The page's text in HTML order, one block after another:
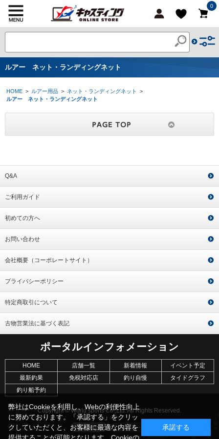
0
ルアー ネット・ランディングネット
HOME > ルアー用品 > ネット・ランディングネット
>
ルアー ネット・ランディングネット
Q&A
ご利用ガイド
初めての方へ
お問い合わせ
会社概要（コーポレートサイト）
プライバシーポリシー
特定商取引について
古物営業法に基づく表記
ポータルインフォメーション
HOME 店舗一覧 新着情報
イベント予定
最新釣果
免税対応店 釣り自慢
タイドグラフ
釣り船予約
Copyright © World sports Co.,Ltd. All Rights Reserved.
弊社はCookieを利用し、Webの利便性向上
に努めております。「承認する」をクリッ
クしていただくと、お客様に最適な内容を
承諾する